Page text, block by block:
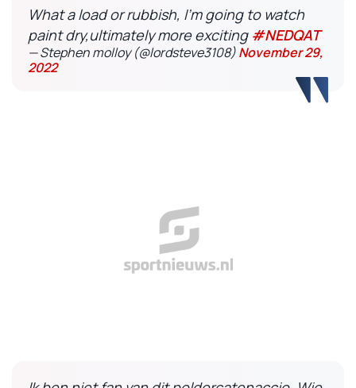
What a load or rubbish, I'm going to watch
paint dry,ultimately more exciting #NEDQAT
— Stephen molloy (@lordsteve3108)November 29,
2022